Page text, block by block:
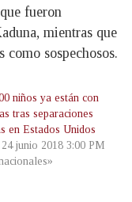
fueron
mientras que
como sospechosos.
niños ya están con
tras separaciones
en Estados Unidos
junio 2018 3:00 PM